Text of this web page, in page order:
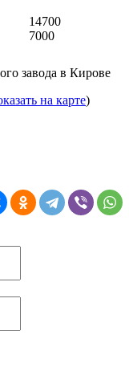
14700
7000
завода в Кирове
на карте)